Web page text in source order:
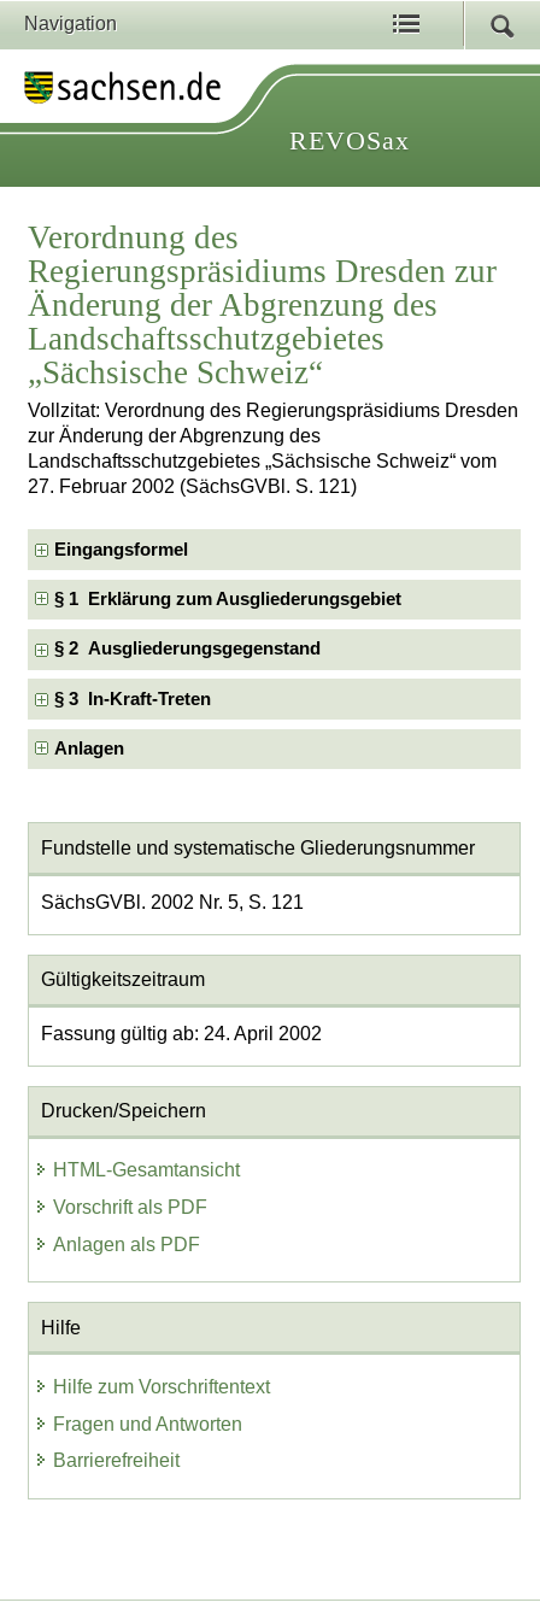
Navigation
REVOSax
Verordnung des
Regierungspräsidiums Dresden zur
Änderung der Abgrenzung des
Landschaftsschutzgebietes
„Sächsische Schweiz“
Vollzitat: Verordnung des Regierungspräsidiums Dresden
zur Änderung der Abgrenzung des
Landschaftsschutzgebietes „Sächsische Schweiz“ vom
27. Februar 2002 (SächsGVBl. S. 121)
Eingangsformel
§ 1 Erklärung zum Ausgliederungsgebiet
§ 2 Ausgliederungsgegenstand
§ 3 In-Kraft-Treten
Anlagen
Fundstelle und systematische Gliederungsnummer
SächsGVBl. 2002 Nr. 5, S. 121
Gültigkeitszeitraum
Fassung gültig ab: 24. April 2002
Drucken/Speichern
HTML-Gesamtansicht
Vorschrift als PDF
Anlagen als PDF
Hilfe
Hilfe zum Vorschriftentext
Fragen und Antworten
Barrierefreiheit